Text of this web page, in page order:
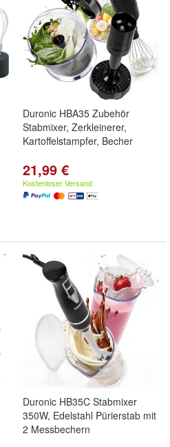
Duronic HBA35 Zubehör
Stabmixer, Zerkleinerer,
Kartoffelstampfer, Becher
21,99 €
Kostenloser Versand
Duronic HB35C Stabmixer
350W, Edelstahl Pürierstab mit
2 Messbechern